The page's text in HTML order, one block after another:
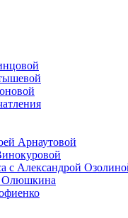
Арнаутовой
с Александрой
Олюшкина